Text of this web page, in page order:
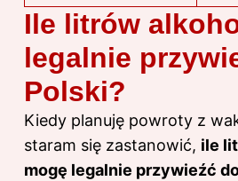
Ile litrów
legalnie
Polski?
Kiedy planuję powroty z
staram się zastanowić, ile
mogę legalnie przywieźć